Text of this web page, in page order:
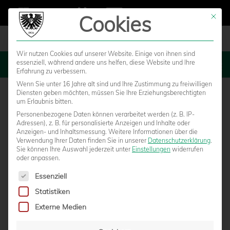
MENU
YOUNGSTARS: U13 MACHT BEZIRKSLIGA-
Mit
Cookies
Wir nutzen Cookies auf unserer Website. Einige von ihnen sind
essenziell, während andere uns helfen, diese Website und Ihre
Erfahrung zu verbessern.
Wenn Sie unter 16 Jahre alt sind und Ihre Zustimmung zu freiwilligen
Diensten geben möchten, müssen Sie Ihre Erziehungsberechtigten
um Erlaubnis bitten.
Personenbezogene Daten können verarbeitet werden (z. B. IP-
Adressen), z. B. für personalisierte Anzeigen und Inhalte oder
Anzeigen- und Inhaltsmessung. Weitere Informationen über die
Verwendung Ihrer Daten finden Sie in unserer Datenschutzerklärung.
Sie können Ihre Auswahl jederzeit unter Einstellungen widerrufen
oder anpassen.
Es folgt eine Liste der Service-Gruppen, für die eine
Essenziell
Statistiken
Externe Medien